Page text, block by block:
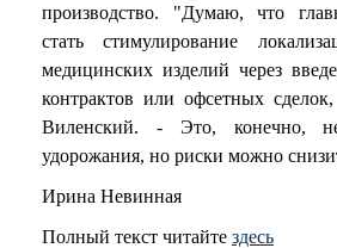
производство. "Думаю, что
стать стимулирование
медицинских изделий через
контрактов или офсетных
Виленский. - Это, конечно,
удорожания, но риски можно
Ирина Невинная
Полный текст читайте здесь